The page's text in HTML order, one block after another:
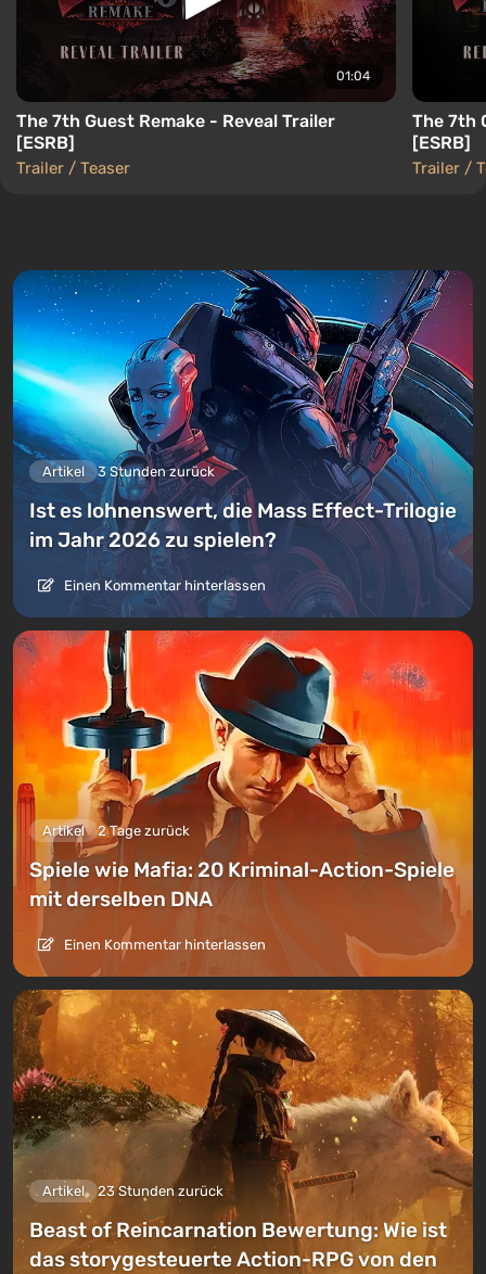
01:04
The 7th Guest Remake - Reveal Trailer
[ESRB]
Trailer / Teaser
The 7th
[ESRB]
Trailer /
Artikel 3 Stunden zurück
Ist es lohnenswert, die Mass Effect-Trilogie
im Jahr 2026 zu spielen?
Einen Kommentar hinterlassen
Artikel 2 Tage zurück
Spiele wie Mafia: 20 Kriminal-Action-Spiele
mit derselben DNA
Einen Kommentar hinterlassen
Artikel 23 Stunden zurück
Beast of Reincarnation Bewertung: Wie ist
das storygesteuerte Action-RPG von den